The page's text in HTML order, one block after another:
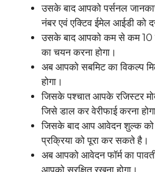
उसके बाद आपको पर्सनल
नंबर एवं एक्टिव ईमेल आईडी को
उसके बाद आपको कम से कम
का चयन करना होगा।
अब आपको सबमिट का विकल्प
होगा।
जिसके पश्चात आपके रजिस्टर
जिसे डाल कर वेरीफाई करना
जिसके बाद आप आवेदन शुल्क
प्रक्रिया को पूरा कर सकते है।
अब आपको आवेदन फॉर्म का